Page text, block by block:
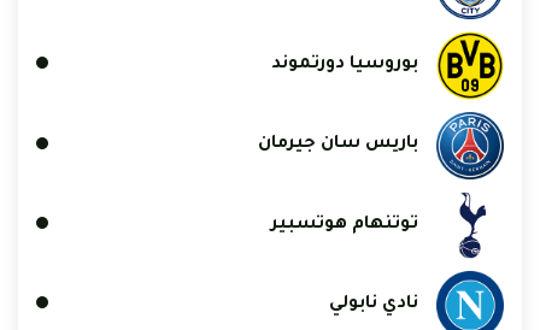
بوروسيا دورتموند
باريس سان جيرمان
توتنهام هوتسبير
نادي نابولي